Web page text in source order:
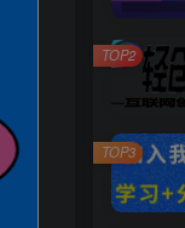
TOP2
TOP3